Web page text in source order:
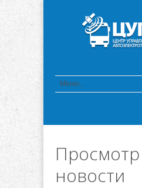
Просмотр
новости